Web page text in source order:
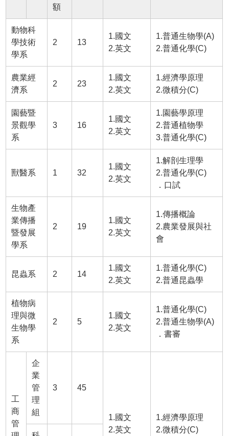
額
動物科
學技術
學系
2 13
1.國文
2.英文
1.普通生物學(A)
2.普通化學(C)
農業經
濟系
2 23
1.國文
2.英文
1.經濟學原理
2.微積分(C)
園藝暨
景觀學
系
3 16
1.國文
2.英文
1.園藝學原理
2.普通植物學
3.普通化學(C)
獸醫系 1 32
1.國文
2.英文
1.解剖生理學
2.普通化學(C)
．口試
生物產
業傳播
暨發展
學系
2 19
1.國文
2.英文
1.傳播概論
2.農業發展與社
會
昆蟲系 2 14
1.國文
2.英文
1.普通化學(C)
2.普通昆蟲學
植物病
理與微
生物學
系
2 5
1.國文
2.英文
1.普通化學(C)
2.普通生物學(A)
．書審
工
商
管
企
業
管
理
組
3 45
1.國文
2.英文
1.經濟學原理
2.微積分(C)